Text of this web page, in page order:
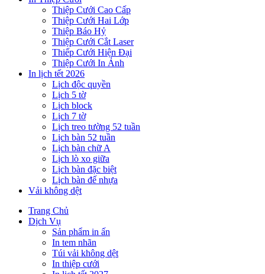
Thiệp Cưới Cao Cấp
Thiệp Cưới Hai Lớp
Thiệp Báo Hỷ
Thiệp Cưới Cắt Laser
Thiếp Cưới Hiện Đại
Thiệp Cưới In Ảnh
In lịch tết 2026
Lịch độc quyền
Lịch 5 tờ
Lịch block
Lịch 7 tờ
Lịch treo tường 52 tuần
Lịch bàn 52 tuần
Lịch bàn chữ A
Lịch lò xo giữa
Lịch bàn đặc biệt
Lịch bàn đế nhựa
Vải không dệt
Trang Chủ
Dịch Vụ
Sản phẩm in ấn
In tem nhãn
Túi vải không dệt
In thiệp cưới